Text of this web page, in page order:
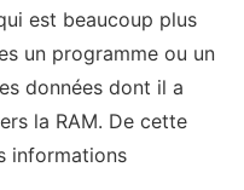
est beaucoup plus
un programme ou un
données dont il a
la RAM. De cette
informations